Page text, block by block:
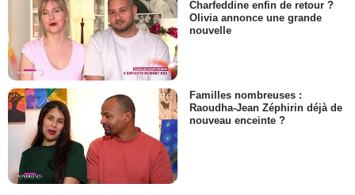
Charfeddine enfin de retour ?
Olivia annonce une grande
nouvelle
Familles nombreuses :
Raoudha-Jean Zéphirin déjà de
nouveau enceinte ?